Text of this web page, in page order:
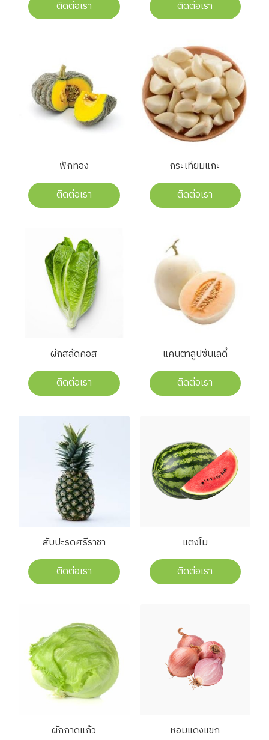
ติดต่อเรา ติดต่อเรา
ฟักทอง
ติดต่อเรา
กระเทียมแกะ
ติดต่อเรา
ผักสลัดคอส
ติดต่อเรา
แคนตาลูปซันเลดี้
ติดต่อเรา
สับปะรดศรีราชา
ติดต่อเรา
แตงโม
ติดต่อเรา
ผักกาดแก้ว
หอมแดงแขก